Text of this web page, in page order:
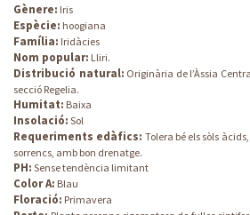
Gènere: Iris
Espècie: hoogiana
Família: Iridàcies
Nom popular: Lliri.
Distribució natural: Originària de l’Àssia
secció Regelia.
Humitat: Baixa
Insolació: Sol
Requeriments edàfics: Tolera bé els sòls
sorrencs, amb bon drenatge.
PH: Sense tendència limitant
Color A: Blau
Floració: Primavera